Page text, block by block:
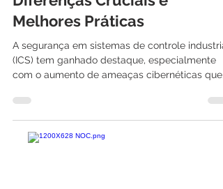
Segurança em ICS e TI:
Diferenças Cruciais e
Melhores Práticas
A segurança em sistemas de controle
com o aumento de ameaças cibernéticas que
visam...